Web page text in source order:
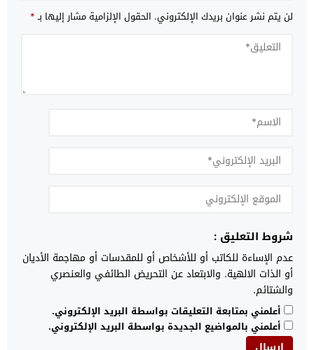
لن يتم نشر عنوان بريدك الإلكتروني. الحقول الإلزامية مشار إليها بـ*
شروط التعليق :
عدم الإساءة للكاتب أو للأشخاص أو للمقدسات أو مهاجمة الأديان
أو الذات الالهية. والابتعاد عن التحريض الطائفي والعنصري
والشتائم.
أعلمني بمتابعة التعليقات بواسطة البريد الإلكتروني.
أعلمني بالمواضيع الجديدة بواسطة البريد الإلكتروني.